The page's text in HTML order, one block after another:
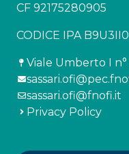
CF 92175280905
CODICE IPA
Viale Umberto I n°
sassari.ofi@fnofi.it
Privacy Policy